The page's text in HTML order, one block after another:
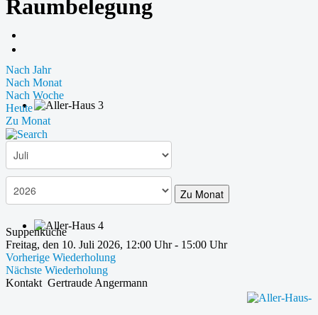
Raumbelegung
Nach Jahr
Nach Monat
Nach Woche
Heute
Zu Monat
Zu Monat
Suppenküche
Freitag, den 10. Juli 2026, 12:00 Uhr - 15:00 Uhr
Vorherige Wiederholung
Nächste Wiederholung
Kontakt Gertraude Angermann